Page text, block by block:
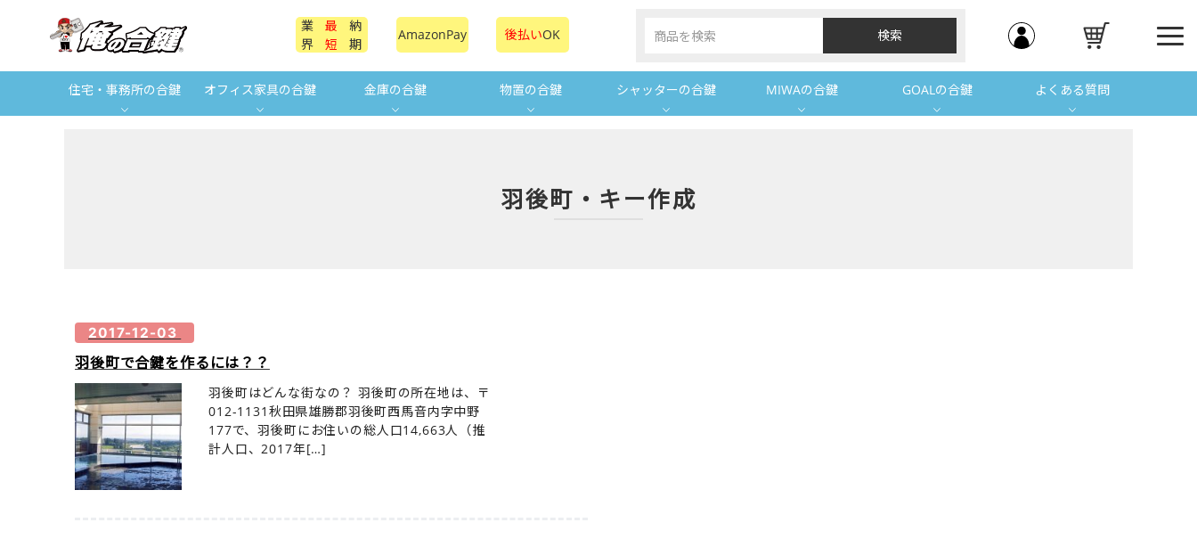
業
界
最
短
納
期
AmazonPay 後払いOK
住宅・事務所の合鍵 オフィス家具の合鍵 金庫の合鍵 物置の合鍵 シャッターの合鍵 MIWAの合鍵 GOALの合鍵 よくある質問
羽後町・キー作成
2017-12-03
羽後町で合鍵を作るには？？
羽後町はどんな街なの？ 羽後町の所在地は、〒
012-1131秋田県雄勝郡羽後町西馬音内字中野
177で、羽後町にお住いの総人口14,663人（推
計人口、2017年[…]